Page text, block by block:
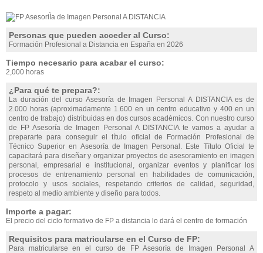
Personas que pueden acceder al Curso:
Formación Profesional a Distancia en España en 2026
Tiempo necesario para acabar el curso:
2,000 horas
¿Para qué te prepara?:
La duración del curso Asesoría de Imagen Personal A DISTANCIA es de
2.000 horas (aproximadamente 1.600 en un centro educativo y 400 en un
centro de trabajo) distribuidas en dos cursos académicos. Con nuestro curso
de FP Asesoría de Imagen Personal A DISTANCIA te vamos a ayudar a
prepararte para conseguir el título oficial de Formación Profesional de
Técnico Superior en Asesoría de Imagen Personal. Este Título Oficial te
capacitará para diseñar y organizar proyectos de asesoramiento en imagen
personal, empresarial e institucional, organizar eventos y planificar los
procesos de entrenamiento personal en habilidades de comunicación,
protocolo y usos sociales, respetando criterios de calidad, seguridad,
respeto al medio ambiente y diseño para todos.
Importe a pagar:
El precio del ciclo formativo de FP a distancia lo dará el centro de formación
Requisitos para matricularse en el Curso de FP:
Para matricularse en el curso de FP Asesoría de Imagen Personal A